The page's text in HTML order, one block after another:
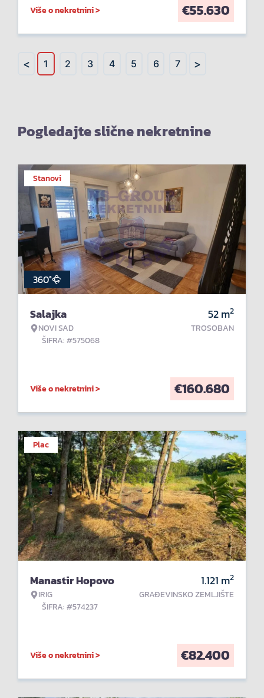
Više o nekretnini > €55.630
< 1 2 3 4 5 6 7 >
Pogledajte slične nekretnine
Stanovi
360°
Salajka
NOVI SAD
ŠIFRA: #575068
52m2
TROSOBAN
Više o nekretnini > €160.680
Plac
Manastir Hopovo
IRIG
ŠIFRA: #574237
1.121 m2
GRAĐEVINSKO ZEMLJIŠTE
Više o nekretnini > €82.400